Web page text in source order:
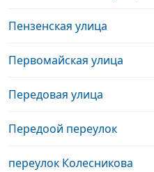
Пензенская улица
Первомайская улица
Передовая улица
Передоой переулок
переулок Колесникова